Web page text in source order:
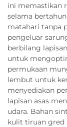
ini memastikan
selama
matahari tanpa
pengeluar
berbilang
untuk
permukaan
lembut untuk
menyediakan
lapisan asas
udara. Bahan
kulit tiruan gred